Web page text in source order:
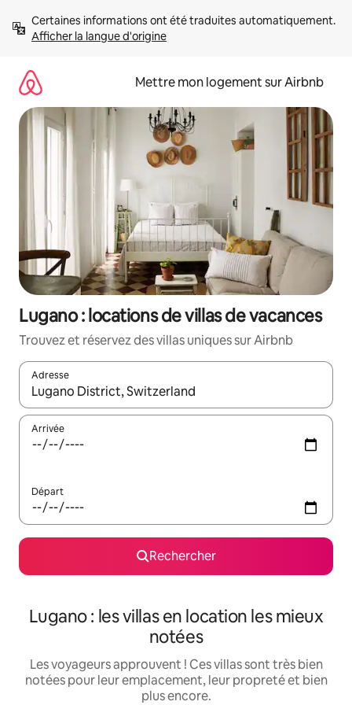
directement
Afficher la langue d'origine
Mettre mon logement sur Airbnb
Lugano : locations de villas de vacances
Trouvez et réservez des villas uniques sur Airbnb
Adresse
Lorsque les résultats s'affichent, utilisez les flèches vers le
Arrivée
Départ
Rechercher
Lugano : les villas en location les mieux
notées
Les voyageurs approuvent ! Ces villas sont très bien
notées pour leur emplacement, leur propreté et bien
plus encore.